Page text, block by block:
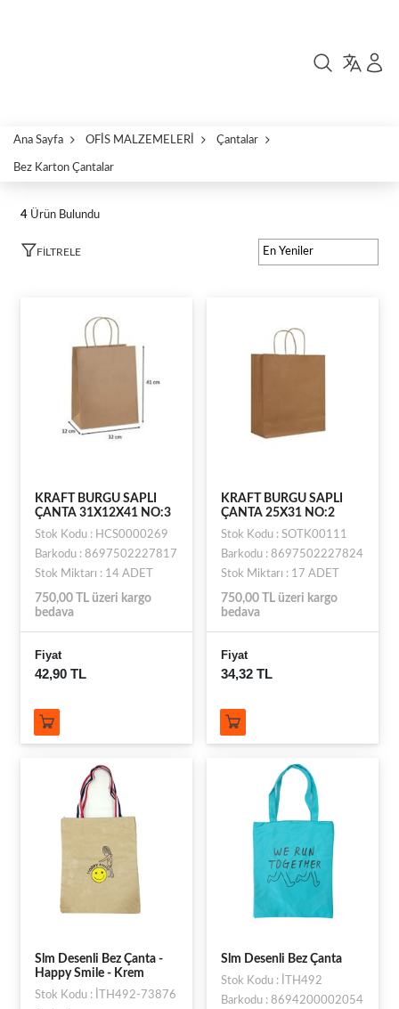
Ana Sayfa OFİS MALZEMELERİ Çantalar
Bez Karton Çantalar
4 Ürün Bulundu
FILTRELE
KRAFT BURGU SAPLI
ÇANTA 31X12X41 NO:3
Stok Kodu : HCS0000269
Barkodu : 8697502227817
Stok Miktarı : 14 ADET
750,00 TL üzeri kargo
bedava
Fiyat
42,90 TL
KRAFT BURGU SAPLI
ÇANTA 25X31 NO:2
Stok Kodu : SOTK00111
Barkodu : 8697502227824
Stok Miktarı : 17 ADET
750,00 TL üzeri kargo
bedava
Fiyat
34,32 TL
Slm Desenli Bez Çanta -
Happy Smile - Krem
Stok Kodu : İTH492-73876
Slm Desenli Bez Çanta
Stok Kodu : İTH492
Barkodu : 8694200002054